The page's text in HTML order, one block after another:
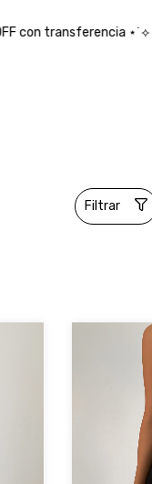
✮⋆˙ Envío
Filtrar